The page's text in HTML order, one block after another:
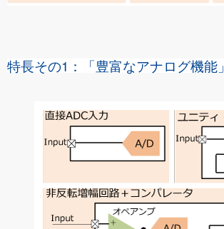
特長その1：「豊富なアナログ機能」